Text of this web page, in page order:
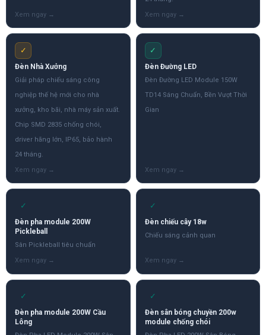
✓
Đèn Nhà Xưởng
Giải pháp chiếu sáng công
nghiệp thế hệ mới cho nhà
xưởng, kho bãi, nhà máy sản xuất.
Chip SMD 2835 chống chói,
driver hãng lớn, IP65, bảo hành
24 tháng.
✓
Đèn Đường LED
Đèn Đường LED Module 150W
TD14 Sáng Chuẩn, Bền Vượt Thời
Gian
✓
Đèn pha module 200W
Pickleball
Sân Pickleball tiêu chuẩn
✓
Đèn chiếu cây 18w
Chiếu sáng cảnh quan
✓
Đèn pha module 200W Cầu
Lông
✓
Đèn sân bóng chuyền 200w
module chống chói